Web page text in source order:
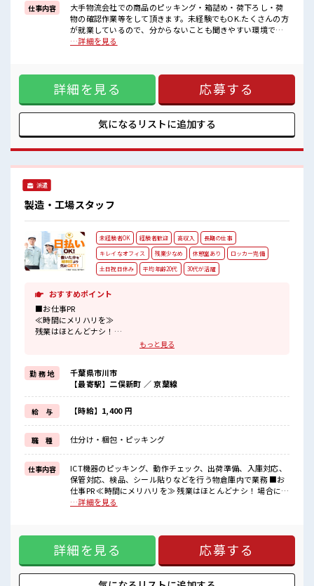
■職場の雰囲気
一息つける休憩スペースもあります！
職場にはロッカー完備！
プライベートも謳歌できる☆
仕事内容
大手物流会社での商品のピッキング・箱詰め・荷下ろし・荷
物の確認作業等をして頂きます。未経験でもOK.たくさんの方
が就業しているので、分からないことも聞きやすい環境で
す。 ■お仕事PR ≪プライベートが充実する≫ 場合によっては
初めての仕事だけど自分にもできそう≫ 新しいことにチャレ
ンジするのは不安だけど、 しっかり働く環境が整っていま
す！ イチからスキルUP・ステップUP目指していきましょ
う！ ≪自分に向いている仕事が探せる≫ 困った事などがあれ
ば、 担当がしっかりサポートします！ ■職場の雰囲気 一息つ
ける休憩スペースもあります！ 職場にはロッカー完備！ 私物
ライベートも謳歌できる☆
…詳細を見る
詳細を見る 応募する
気になるリストに追加する
派遣
製造・工場スタッフ
未経験者OK 経験者歓迎 高収入
長期の仕事
キレイなオフィス
残業少なめ 休憩室あり
ロッカー完備
土日祝日休み
平均年齢20代 30代が活躍
おすすめポイント
■お仕事PR
≪時間にメリハリを≫
残業はほとんどナシ！
場合によってはお願いすることもあります♪
週末は家族や友人と一緒にプライベート満喫！
≪未経験OKの仕事≫
新しいことにチャレンジするのは不安だけど、
しっかり働く環境が整っています！
イチからスキルUP・ステップUP目指していきましょう！
≪収入アップを目指せる≫
高時給だらけの派遣のお仕事です！
■職場の雰囲気
≪20代の方が多数活躍中の職場≫
休憩時間にゆっくりできるスペース完備！
ロッカーあり！
安心してお仕事に集中♪
もっと見る
勤 務 地
千葉県市川市
【最寄駅】二俣新町 ／ 京葉線
給 与 【時給】1,400 円
職 種 仕分け・梱包・ピッキング
仕事内容
ICT機器のピッキング、動作チェック、出荷準備、入庫対応、
保管対応、検品、シール貼りなどを行う物倉庫内で業務 ■お
仕事PR ≪時間にメリハリを≫ 残業はほとんどナシ！ 場合によ
ってはお願いすることもあります♪ ≪週休2日制≫ 週末は家
環境が整っています！ イチからスキルUP・ステップUP目指
していきましょう！ ≪収入アップを目指せる≫ 高時給だらけ
の派遣のお仕事です！ ■職場の雰囲気 ≪20代の方が多数活躍
中の職場≫ 休憩時間にゆっくりできるスペース完備！ ロッカ
ーあり！ 安心してお仕事に集中♪
…詳細を見る
詳細を見る 応募する